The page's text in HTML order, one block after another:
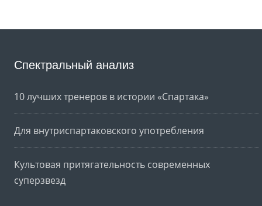
Спектральный анализ
10 лучших тренеров в истории «Спартака»
Для внутриспартаковского употребления
Культовая притягательность современных
суперзвезд